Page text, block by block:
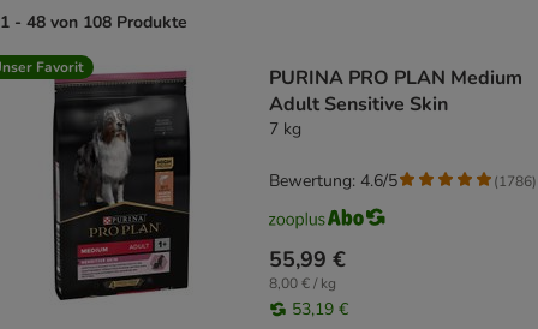
1 - 48 von 108 Produkte
product items have been changed
Favorit
PURINA PRO PLAN Medium
Adult Sensitive Skin
7 kg
55,99 €
8,00 € / kg
53,19 €
Bewertung: 4.6/5 (1786)